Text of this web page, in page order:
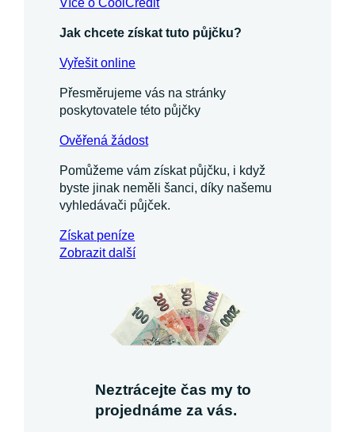
Více o CoolCredit
Jak chcete získat tuto půjčku?
Vyřešit online
Přesměrujeme vás na stránky
poskytovatele této půjčky
Ověřená žádost
Pomůžeme vám získat půjčku, i když
byste jinak neměli šanci, díky našemu
vyhledávači půjček.
Získatpeníze
Zobrazit další
Neztrácejte čas my to
projednáme za vás.